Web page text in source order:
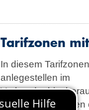
Tarifzonen
In diesem
anlege­stellen im
Verbundgebiet
auf welchen Fähren